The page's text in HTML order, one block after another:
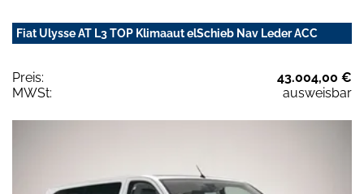
Fiat Ulysse AT L3 TOP Klimaaut elSchieb Nav Leder ACC
Preis:
43.004,00 €
MWSt:
ausweisbar